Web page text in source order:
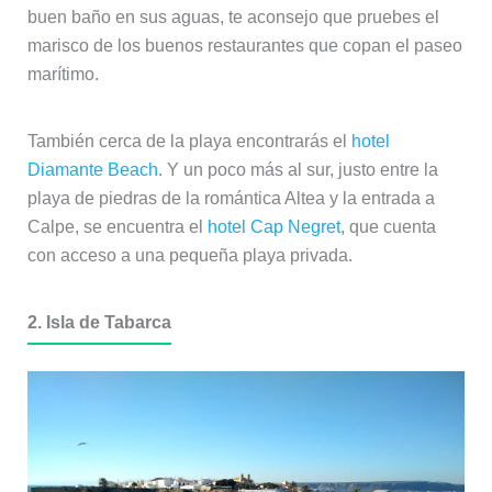
buen baño en sus aguas, te aconsejo que pruebes el
marisco de los buenos restaurantes que copan el paseo
marítimo.
También cerca de la playa encontrarás el
hotel
Diamante Beach. Y un poco más al sur, justo entre la
playa de piedras de la romántica Altea y la entrada a
Calpe, se encuentra el
hotel Cap Negret, que cuenta
con acceso a una pequeña playa privada.
2. Isla de Tabarca